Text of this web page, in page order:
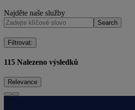
Najděte naše služby
Search
Filtrovat:
115 Nalezeno výsledků
Relevance